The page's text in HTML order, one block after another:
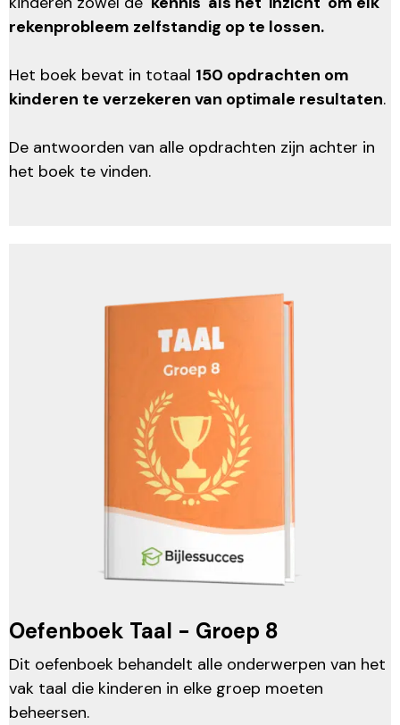
rekenprobleem zelfstandig op te lossen.
Het boek bevat in totaal 150 opdrachten om
kinderen te verzekeren van optimale resultaten.
De antwoorden van alle opdrachten zijn achter in
het boek te vinden.
Oefenboek Taal - Groep 8
Dit oefenboek behandelt alle onderwerpen van het
vak taal die kinderen in elke groep moeten
beheersen.